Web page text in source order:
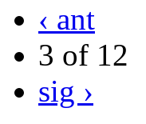
‹ ant
3 of 12
sig ›